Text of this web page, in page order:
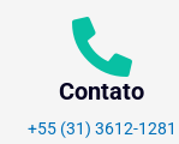
Contato
+55 (31) 3612-1281